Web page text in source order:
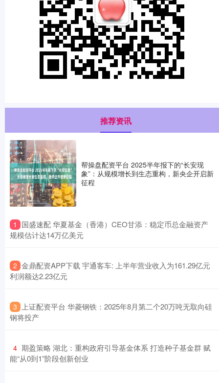
推荐资讯
帮操盘配资平台 2025半年报下的“长安现
象”：从规模增长到生态重构，新央企开启新
征程
1
​国盛速配 华夏基金（香港）CEO甘添：稳定币总金融资产
规模估计达14万亿美元
2 ​金鼎配资APP下载 宇通客车: 上半年营业收入为161.29亿元
利润额达2.23亿元
3 ​上证配资平台 华菱钢铁：2025年8月第二个20万吨无取向硅
钢将投产
4 ​期盈策略 湖北：重构政府引导基金体系 打造种子基金群 赋
能“从0到1”阶段创新创业